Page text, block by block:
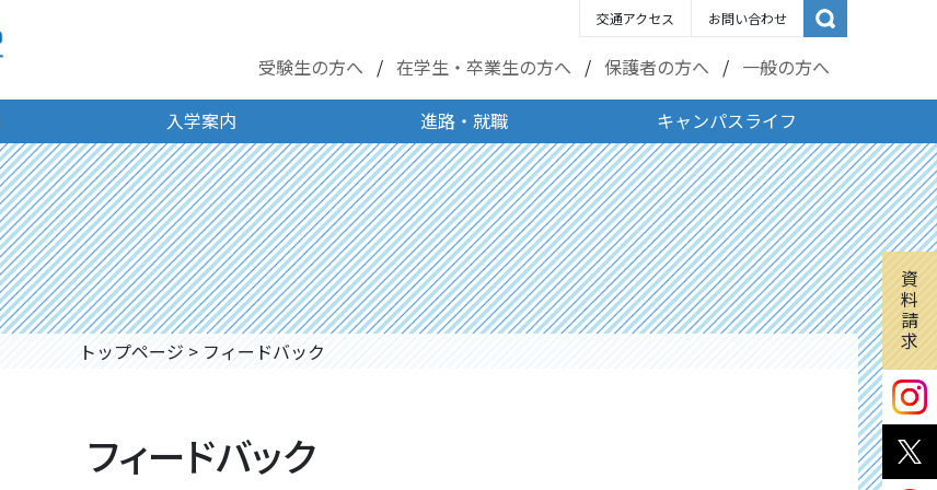
資
料
請
求
交通アクセス お問い合わせ
受験生の方へ 在学生・卒業生の方へ 保護者の方へ 一般の方へ
入学案内 進路・就職 キャンパスライフ
トップページ> フィードバック
フィードバック